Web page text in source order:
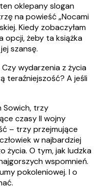
oklepany slogan
na powieść „Nocami
Kiedy zobaczyłam
opcji, żeby ta książka
szansę.
wydarzenia z życia
teraźniejszość? A jeśli
Sowich, trzy
czasy II wojny
– trzy przejmujące
w najbardziej
życia. O tym, jak ludzka
wspomnień.
pokoleniowej. I o